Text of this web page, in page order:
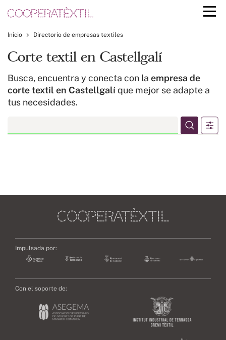
Inicio Directorio de empresas textiles
Corte textil en Castellgalí
Busca, encuentra y conecta con la empresa de
corte textil en Castellgalíque mejor se adapte a
tus necesidades.
Impulsada por:
Con el soporte de: